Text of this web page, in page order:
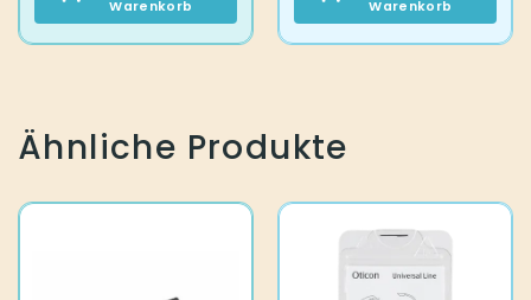
Warenkorb
Warenkorb
Ähnliche Produkte